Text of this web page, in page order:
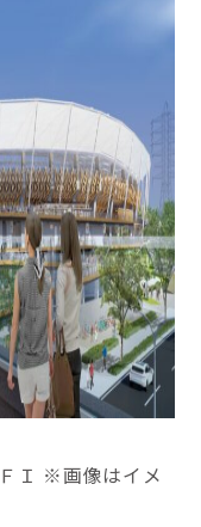
Ｉ ※画像はイメ